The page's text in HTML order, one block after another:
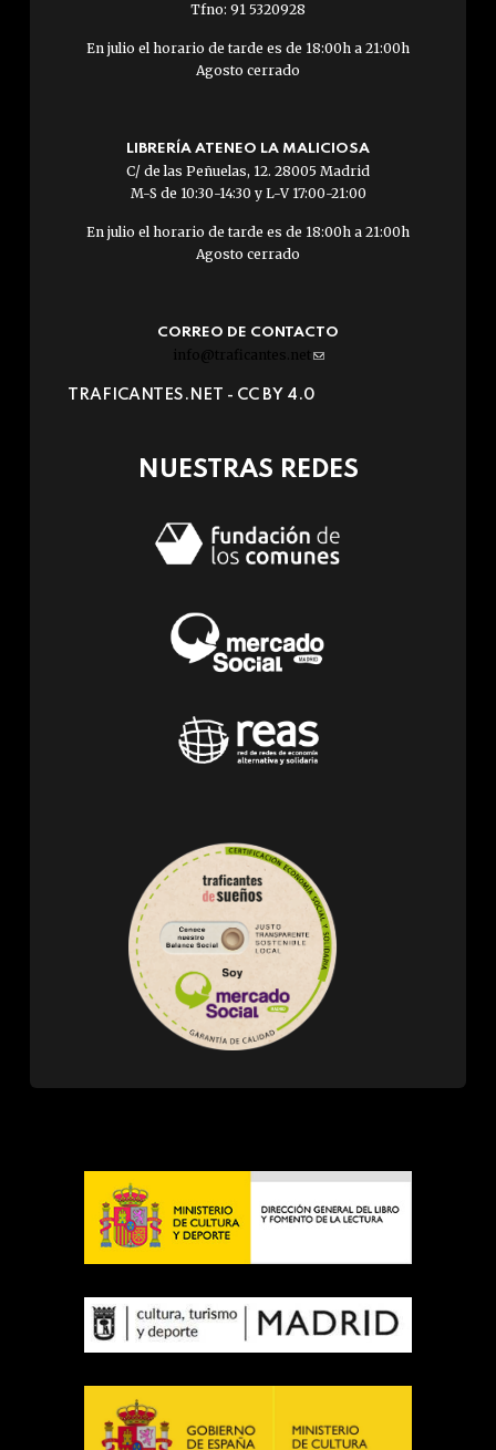
Tfno: 91 5320928
En julio el horario de tarde es de 18:00h a 21:00h
Agosto cerrado
LIBRERÍA ATENEO LA MALICIOSA
C/ de las Peñuelas, 12. 28005 Madrid
M-S de 10:30-14:30 y L-V 17:00-21:00
En julio el horario de tarde es de 18:00h a 21:00h
Agosto cerrado
CORREO DE CONTACTO
info@traficantes.net (link
e-
TRAFICANTES.NET - CC BY 4.0
NUESTRAS REDES